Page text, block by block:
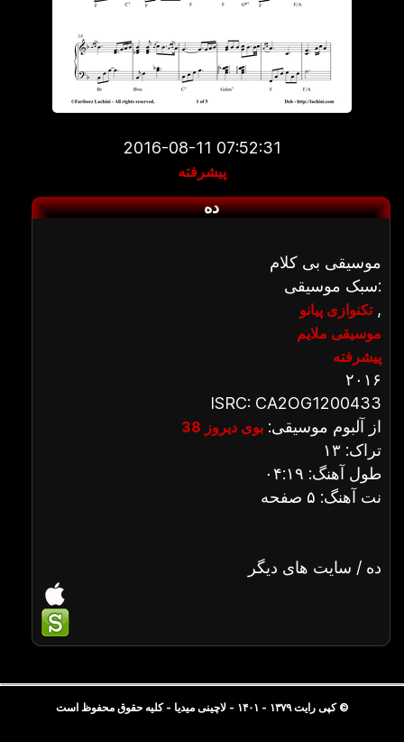
2016-08-11 07:52:31
پیشرفته
ده
موسیقی بی کلام
سبک موسیقی:
تکنوازی پیانو,
موسیقی ملایم
پیشرفته
۲۰۱۶
ISRC: CA2OG1200433
از آلبوم موسیقی: بوی دیروز 38
تراک: ۱۳
طول آهنگ: ۰۴:۱۹
نت آهنگ: ۵ صفحه
ده / سایت های دیگر
© کپی رایت ۱۳۷۹ - ۱۴۰۱ - لاچینی میدیا - کلیه حقوق محفوظ است